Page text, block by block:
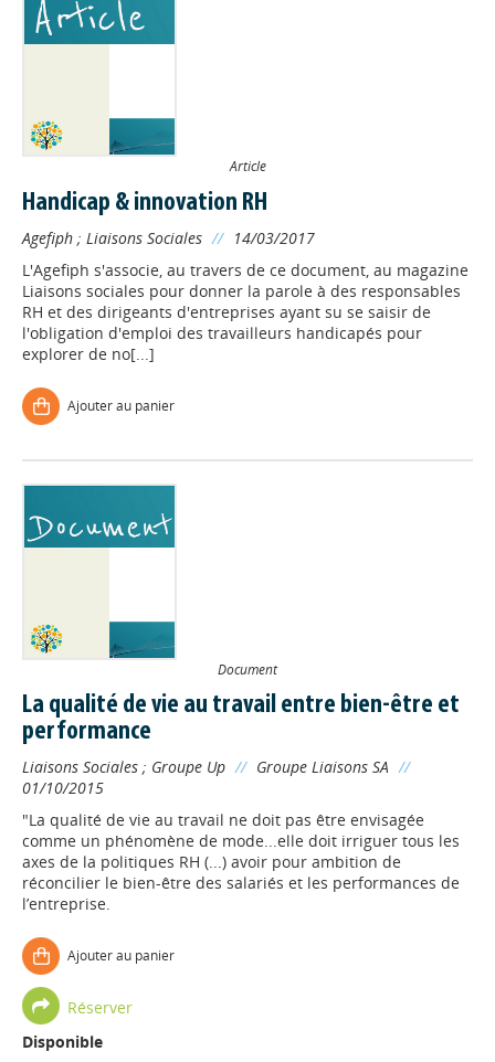
Article
Handicap & innovation RH
Agefiph ; Liaisons Sociales // 14/03/2017
L'Agefiph s'associe, au travers de ce document, au magazine
Liaisons sociales pour donner la parole à des responsables
RH et des dirigeants d'entreprises ayant su se saisir de
l'obligation d'emploi des travailleurs handicapés pour
explorer de no[...]
Ajouter au panier
Document
La qualité de vie au travail entre bien-être et
performance
Liaisons Sociales ; Groupe Up // Groupe Liaisons SA //
01/10/2015
"La qualité de vie au travail ne doit pas être envisagée
comme un phénomène de mode...elle doit irriguer tous les
axes de la politiques RH (...) avoir pour ambition de
réconcilier le bien-être des salariés et les performances de
l’entreprise.
Ajouter au panier
Réserver
Disponible